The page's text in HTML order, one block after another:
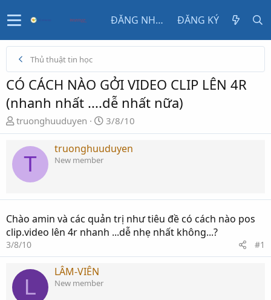
ĐĂNG NHẬP ĐĂNG KÝ
Thủ thuật tin học
CÓ CÁCH NÀO GỞI VIDEO CLIP LÊN 4R
(nhanh nhất ....dễ nhất nữa)
N
g
ư
h
i
t
ạ
o
truonghuuduyen
N
g
à
i
3/8/10
T
truonghuuduyen
New member
Chào amin và các quản trị như tiêu đề có cách nào pos
clip.video lên 4r nhanh ...dễ nhẹ nhất không...?
3/8/10 #1
L
LÂM-VIÊN
New member